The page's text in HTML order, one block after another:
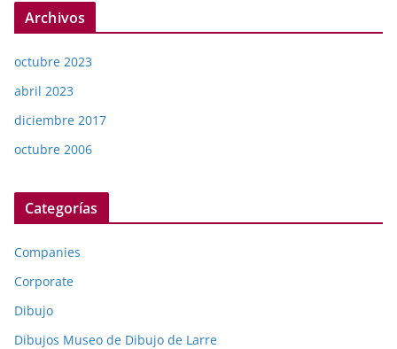
Archivos
octubre 2023
abril 2023
diciembre 2017
octubre 2006
Categorías
Companies
Corporate
Dibujo
Dibujos Museo de Dibujo de Larre